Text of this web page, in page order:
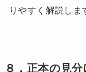
りやすく解説しま
８．正本の見分